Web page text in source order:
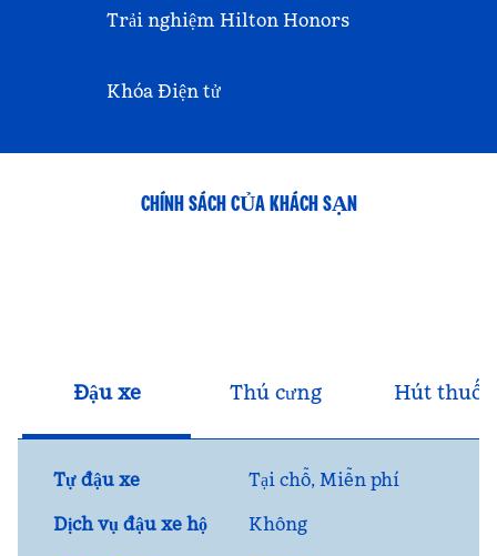
Trải nghiệm Hilton Honors
Khóa Điện tử
CHÍNH SÁCH CỦA KHÁCH SẠN
Đậu xe Thú cưng Hút thuốc
Tự đậu xe Tại chỗ, Miễn phí
Dịch vụ đậu xe hộ
Không